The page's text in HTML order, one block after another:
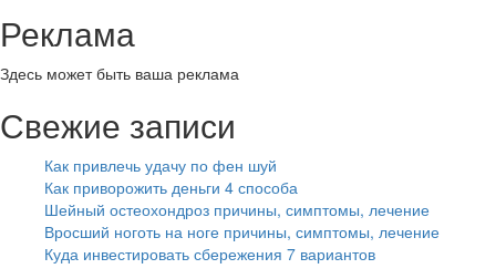
Реклама
Здесь может быть ваша реклама
Свежие записи
Как привлечь удачу по фен шуй
Как приворожить деньги 4 способа
Шейный остеохондроз причины, симптомы, лечение
Вросший ноготь на ноге причины, симптомы, лечение
Куда инвестировать сбережения 7 вариантов